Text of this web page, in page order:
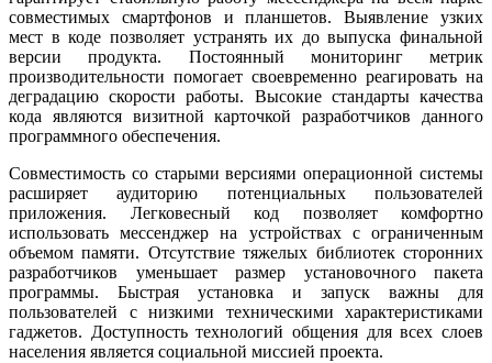
совместимых смартфонов и планшетов. Выявление узких
мест в коде позволяет устранять их до выпуска финальной
версии продукта. Постоянный мониторинг метрик
производительности помогает своевременно реагировать на
деградацию скорости работы. Высокие стандарты качества
кода являются визитной карточкой разработчиков данного
программного обеспечения.
Совместимость со старыми версиями операционной системы
расширяет аудиторию потенциальных пользователей
приложения. Легковесный код позволяет комфортно
использовать мессенджер на устройствах с ограниченным
объемом памяти. Отсутствие тяжелых библиотек сторонних
разработчиков уменьшает размер установочного пакета
программы. Быстрая установка и запуск важны для
пользователей с низкими техническими характеристиками
гаджетов. Доступность технологий общения для всех слоев
населения является социальной миссией проекта.